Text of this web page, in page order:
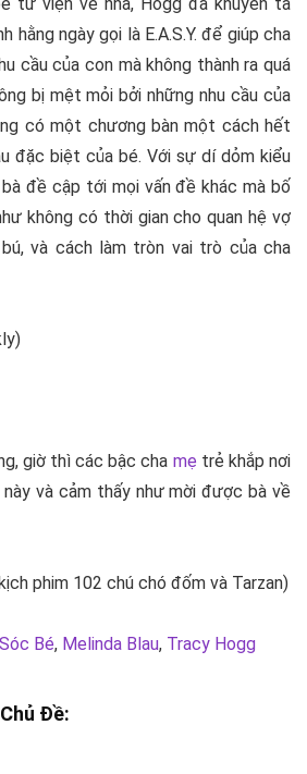
hằng ngày gọi là E.A.S.Y. để giúp cha
cầu của con mà không thành ra quá
bị mệt mỏi bởi những nhu cầu của
có một chương bàn một cách hết
đặc biệt của bé. Với sự dí dỏm kiểu
đề cập tới mọi vấn đề khác mà bố
không có thời gian cho quan hệ vợ
và cách làm tròn vai trò của cha
giờ thì các bậc cha mẹ trẻ khắp nơi
và cảm thấy như mời được bà về
phim 102 chú chó đốm và Tarzan)
Bé, Melinda Blau, Tracy Hogg
Đề: